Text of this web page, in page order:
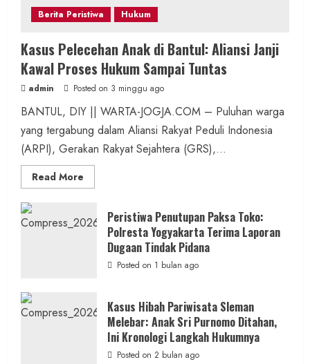
Berita Peristiwa Hukum
Kasus Pelecehan Anak di Bantul: Aliansi Janji
Kawal Proses Hukum Sampai Tuntas
admin Posted on 3 minggu ago
BANTUL, DIY || WARTA-JOGJA.COM – Puluhan warga
yang tergabung dalam Aliansi Rakyat Peduli Indonesia
(ARPI), Gerakan Rakyat Sejahtera (GRS),...
Read More
more
Pelecehan
Anak
Bantul:
Aliansi
Sampai
Tuntas
Peristiwa Penutupan Paksa Toko:
Polresta Yogyakarta Terima Laporan
Dugaan Tindak Pidana
Posted on 1 bulan ago
Kasus Hibah Pariwisata Sleman
Melebar: Anak Sri Purnomo Ditahan,
Ini Kronologi Langkah Hukumnya
Posted on 2 bulan ago